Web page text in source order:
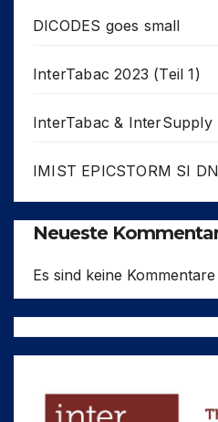
DICODES goes small
InterTabac 2023 (Teil 1)
InterTabac & InterSupply
IMIST EPICSTORM SI
Neueste
Es sind keine